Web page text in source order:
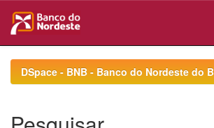
navigationDSpace - BNB - Banco do Nordeste do